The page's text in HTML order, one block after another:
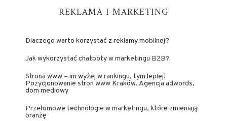
REKLAMA I MARKETING
Dlaczego warto korzystać z reklamy mobilnej?
Jak wykorzystać chatboty w marketingu B2B?
Strona www – im wyżej w rankingu, tym lepiej!
Pozycjonowanie stron www Kraków. Agencja adwords,
dom mediowy
Przełomowe technologie w marketingu, które zmieniają
branżę